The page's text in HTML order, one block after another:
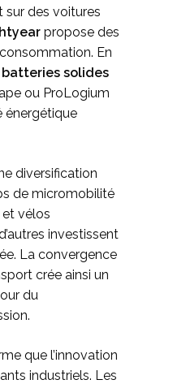
sur des voitures
propose des
En
batteries solides
ou ProLogium
énergétique
diversification
de micromobilité
vélos
investissent
La convergence
crée ainsi un
du
que l’innovation
industriels. Les